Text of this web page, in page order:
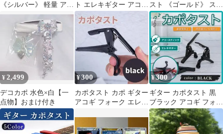
《シルバー》 軽量 アコ
ースティック エレキ ギ
ター用 カポ[定形外郵
便、送料無料]mer004
ト エレキギター アコギ
アコースティックギタ
ー ギターカポ
スト 《ゴールド》 スチ
ール製 金属製 鮫 シャ
ーク カポ[楽器][ゆうパ
ケット発送、送料無
料]mer005
¥2,499
デコカポ 水色×白【一
点物】おまけ付き
¥300
カポタスト カポ ギター
アコギ フォーク エレキ
¥300
ギター カポタスト 黒
ブラック アコギ フォー
ク カポ エレキ 固定